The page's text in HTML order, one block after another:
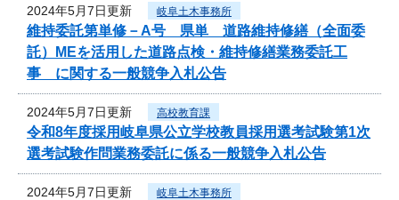
2024年5月7日更新 岐阜土木事務所
維持委託第単修－A号 県単 道路維持修繕（全面委
託）MEを活用した道路点検・維持修繕業務委託工
事 に関する一般競争入札公告
2024年5月7日更新 高校教育課
令和8年度採用岐阜県公立学校教員採用選考試験第1次
選考試験作問業務委託に係る一般競争入札公告
2024年5月7日更新 岐阜土木事務所